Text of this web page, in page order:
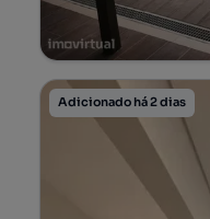
Adicionado há 2 dias